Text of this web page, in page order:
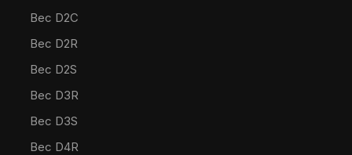
Bec D2C
Bec D2R
Bec D2S
Bec D3R
Bec D3S
Bec D4R